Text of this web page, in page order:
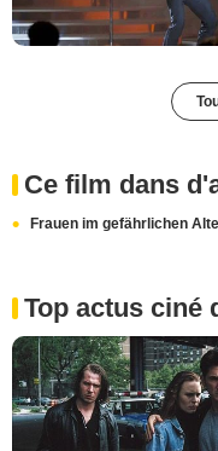
Ce film dans
Frauen im gefährlichen
Top actus ciné